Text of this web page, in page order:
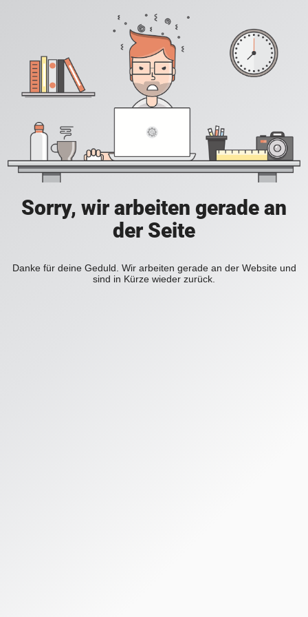
Sorry, wir arbeiten gerade an
der Seite
Danke für deine Geduld. Wir arbeiten gerade an der Website und
sind in Kürze wieder zurück.